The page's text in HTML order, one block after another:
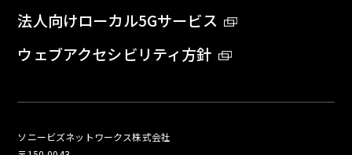
法人向けローカル5Gサービス
ウェブアクセシビリティ方針
ソニービズネットワークス株式会社